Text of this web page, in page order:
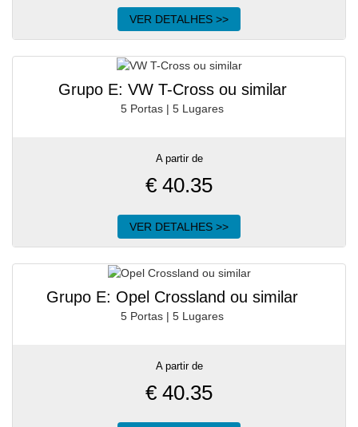
VER DETALHES >>
Grupo E: VW T-Cross ou similar
5 Portas | 5 Lugares
A partir de
€ 40.35
VER DETALHES >>
Grupo E: Opel Crossland ou similar
5 Portas | 5 Lugares
A partir de
€ 40.35